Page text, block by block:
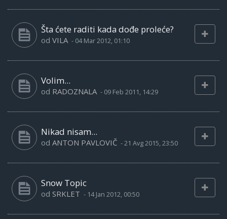
Šta ćete raditi kada dođe proleće?
od VILA - 04 Mar 2012, 01:10
Volim...
od RADOZNALA - 09 Feb 2011, 14:29
Nikad nisam...
od ANTON PAVLOVIČ -21 Avg 2015, 23:50
Snow Topic
od SRKLET - 14 Jan 2012, 00:50